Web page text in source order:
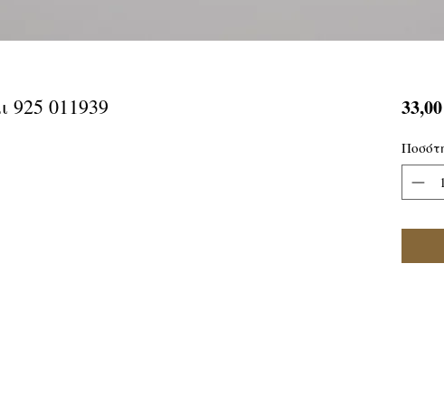
925 011939